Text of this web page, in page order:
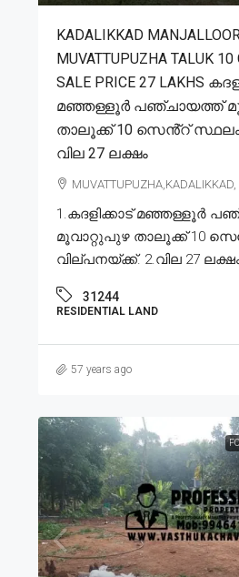
KADALIKKAD
MUVATTUPUZHA TALUK 10
SALE PRICE 27 LAKHS
മഞ്ഞള്ളൂർ പഞ്ചായത്ത്
താലൂക്ക് 10 സെൻ്റ്
വില 27 ലക്ഷം
1.കദളിക്കാട് മഞ്ഞള്ളൂർ
മൂവാറ്റുപുഴ താലൂക്ക് 10
വില്പനയ്ക്ക്. 2.വില 27
31244
RESIDENTIAL LAND
57 years ago